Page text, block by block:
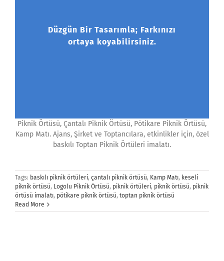
Düzgün Bir Tasarımla; Farkınızı
ortaya koyabilirsiniz.
Piknik Örtüsü, Çantalı Piknik Örtüsü, Pötikare Piknik Örtüsü,
Kamp Matı. Ajans, Şirket ve Toptancılara, etkinlikler için, özel
baskılı Toptan Piknik Örtüleri imalatı.
Tags: baskılı piknik örtüleri, çantalı piknik örtüsü, Kamp Matı, keseli
piknik örtüsü, Logolu Piknik Örtüsü, piknik örtüleri, piknik örtüsü, piknik
örtüsü imalatı, pötikare piknik örtüsü, toptan piknik örtüsü
Read More